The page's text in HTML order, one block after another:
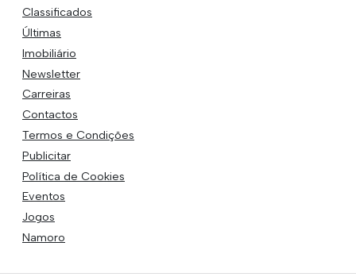
Classificados
Últimas
Imobiliário
Newsletter
Carreiras
Contactos
Termos e Condições
Publicitar
Política de Cookies
Eventos
Jogos
Namoro